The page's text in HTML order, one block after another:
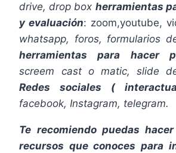
drive, drop box herramientas
y evaluación: zoom,youtube,
whatsapp, foros, formularios
herramientas para hacer
screem cast o matic, slide
Redes sociales (
facebook, Instagram, telegram.
Te recomiendo puedas
recursos que conoces para